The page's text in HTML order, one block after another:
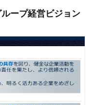
ープ経営ビジョン